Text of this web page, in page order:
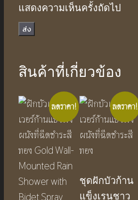
แสดงความเห็นครั้งถัดไป
สินค้าที่เกี่ยวข้อง
ลดราคา! ลดราคา!
ชุดฝักบัวก้าน
แข็งเรนชาว